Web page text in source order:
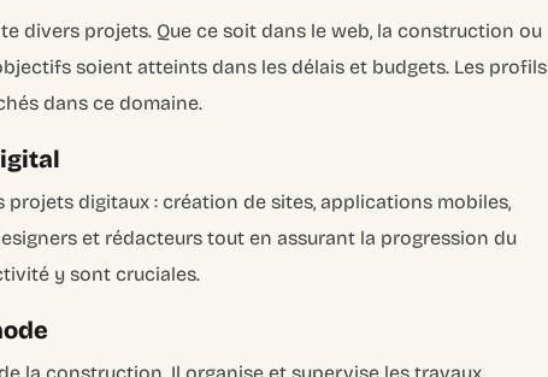
divers projets. Que ce soit dans le web, la construction ou
soient atteints dans les délais et budgets. Les profils
dans ce domaine.
digitaux : création de sites, applications mobiles,
et rédacteurs tout en assurant la progression du
y sont cruciales.